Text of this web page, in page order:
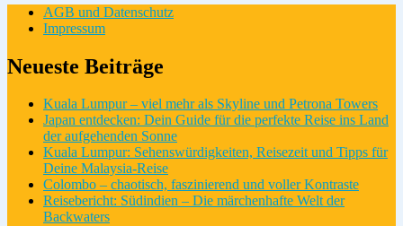
AGB und Datenschutz
Impressum
Neueste Beiträge
Kuala Lumpur – viel mehr als Skyline und Petrona Towers
Japan entdecken: Dein Guide für die perfekte Reise ins Land
der aufgehenden Sonne
Kuala Lumpur: Sehenswürdigkeiten, Reisezeit und Tipps für
Deine Malaysia-Reise
Colombo – chaotisch, faszinierend und voller Kontraste
Reisebericht: Südindien – Die märchenhafte Welt der
Backwaters